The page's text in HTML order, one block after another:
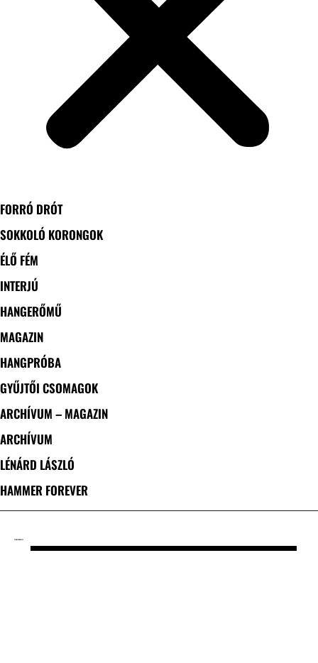
FORRÓ DRÓT
SOKKOLÓ KORONGOK
ÉLŐ FÉM
INTERJÚ
HANGERŐMŰ
MAGAZIN
HANGPRÓBA
GYŰJTŐI CSOMAGOK
ARCHÍVUM – MAGAZIN
ARCHÍVUM
LÉNÁRD LÁSZLÓ
HAMMER FOREVER